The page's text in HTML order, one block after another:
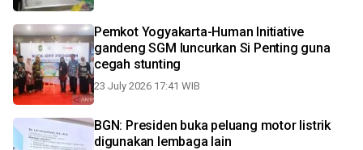
Pemkot Yogyakarta-Human Initiative
gandeng SGM luncurkan Si Penting guna
cegah stunting
23 July 2026 17:41 WIB
BGN: Presiden buka peluang motor listrik
digunakan lembaga lain